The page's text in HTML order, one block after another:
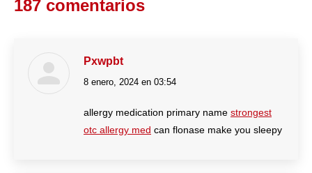
187 comentarios
Pxwpbt
dice:
8 enero, 2024 en 03:54
allergy medication primary name strongest
otc allergy med can flonase make you sleepy